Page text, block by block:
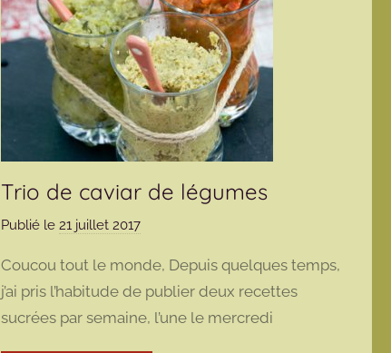
Trio de caviar de légumes
Publié le 21 juillet 2017p
r
m
a
Coucou tout le monde, Depuis quelques temps,
j’ai pris l’habitude de publier deux recettes
sucrées par semaine, l’une le mercredi